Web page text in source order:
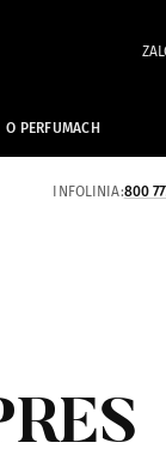
O PERFUMACH
INFOLINIA:800